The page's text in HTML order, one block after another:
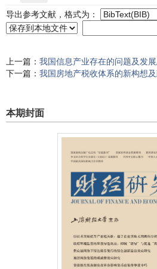
导出参考文献，格式为：
上一篇： 我国信息产业存在的问题及发
下一篇： 我国房地产税收体系的新构想
本期封面